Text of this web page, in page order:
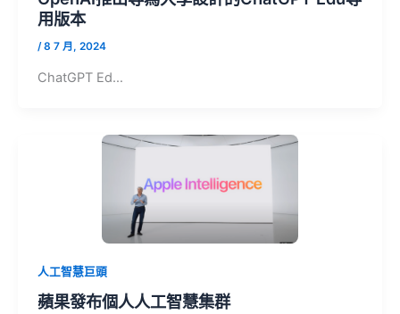
用版本
/8 7 月, 2024
ChatGPT Ed…
人工智慧巨頭
蘋果發布個人人工智慧集群